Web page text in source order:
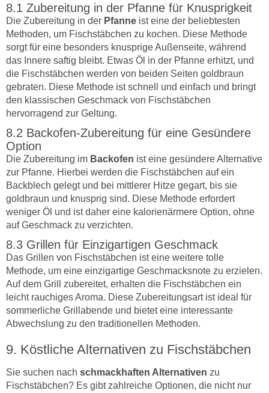
Zubereitung in der Pfanne für Knusprigkeit
Die Zubereitung in der Pfanne ist eine der beliebtesten
Methoden, um Fischstäbchen zu kochen. Diese Methode
sorgt für eine besonders knusprige Außenseite, während
das Innere saftig bleibt. Etwas Öl in der Pfanne erhitzt, und
die Fischstäbchen werden von beiden Seiten goldbraun
gebraten. Diese Methode ist schnell und einfach und bringt
den klassischen Geschmack von Fischstäbchen
hervorragend zur Geltung.
Backofen-Zubereitung für eine Gesündere
Option
Die Zubereitung im Backofen ist eine gesündere Alternative
zur Pfanne. Hierbei werden die Fischstäbchen auf ein
Backblech gelegt und bei mittlerer Hitze gegart, bis sie
goldbraun und knusprig sind. Diese Methode erfordert
weniger Öl und ist daher eine kalorienärmere Option, ohne
auf Geschmack zu verzichten.
Grillen für Einzigartigen Geschmack
Das Grillen von Fischstäbchen ist eine weitere tolle
Methode, um eine einzigartige Geschmacksnote zu erzielen.
Auf dem Grill zubereitet, erhalten die Fischstäbchen ein
leicht rauchiges Aroma. Diese Zubereitungsart ist ideal für
sommerliche Grillabende und bietet eine interessante
Abwechslung zu den traditionellen Methoden.
Köstliche Alternativen zu Fischstäbchen
Sie suchen nach schmackhaften Alternativen zu
Fischstäbchen? Es gibt zahlreiche Optionen, die nicht nur